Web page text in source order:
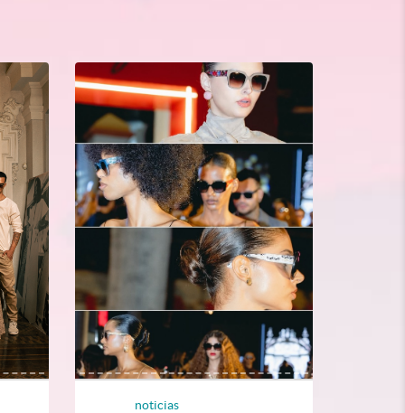
noticias